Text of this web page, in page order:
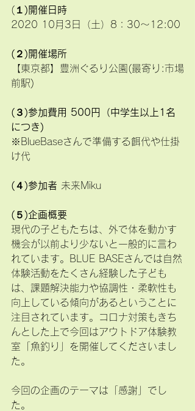
( １)開催日時
2020 10月3日（土）8：30〜12:00
(２)開催場所
【東京都】豊洲ぐるり公園(最寄り:市場
前駅)
(３)参加費用 500円（中学生以上1名
につき)
※BlueBaseさんで準備する餌代や仕掛
け代
(４)参加者 未来Miku
( ５)企画概要
現代の子どもたちは、外で体を動かす
機会が以前より少ないと一般的に言わ
れています。BLUE BASEさんでは自然
体験活動をたくさん経験した子ども
は、課題解決能力や協調性・柔軟性も
向上している傾向があるということに
注目されています。コロナ対策もきち
んとした上で今回はアウトドア体験教
室「魚釣り」を開催してくださいまし
た。
今回の企画のテーマは「感謝」でし
た。